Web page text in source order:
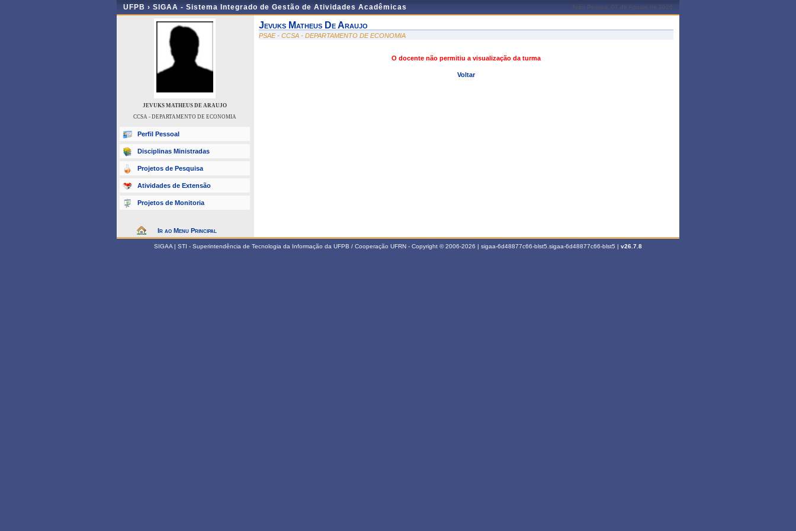
UFPB › SIGAA - Sistema Integrado de Gestão de Atividades Acadêmicas João Pessoa, 07 de Agosto de 2026
JEVUKS MATHEUS DE ARAUJO
CCSA - DEPARTAMENTO DE ECONOMIA
Perfil Pessoal
Disciplinas Ministradas
Projetos de Pesquisa
Atividades de Extensão
Projetos de Monitoria
Ir ao Menu Principal
Jevuks Matheus De Araujo
PSAE - CCSA - DEPARTAMENTO DE ECONOMIA
O docente não permitiu a visualização da turma
Voltar
SIGAA | STI - Superintendência de Tecnologia da Informação da UFPB / Cooperação UFRN - Copyright © 2006-2026 | sigaa-6d48877c66-blst5.sigaa-6d48877c66-blst5 | v26.7.8